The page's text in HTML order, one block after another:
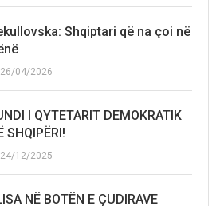
Shqiptari që na çoi në
26/04/2026
I QYTETARIT DEMOKRATIK
SHQIPËRI!
24/12/2025
NË BOTËN E ÇUDIRAVE